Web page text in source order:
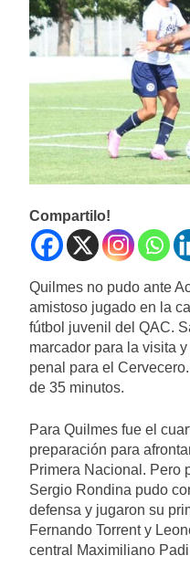
Compartilo!
Quilmes no pudo ante
amistoso jugado en la
fútbol juvenil del QAC.
marcador para la visita
penal para el
de 35 minutos.
Para Quilmes fue el
preparación para
Primera Nacional. Pero
Sergio Rondina pudo
defensa y jugaron su
Fernando Torrent y
central Maximiliano